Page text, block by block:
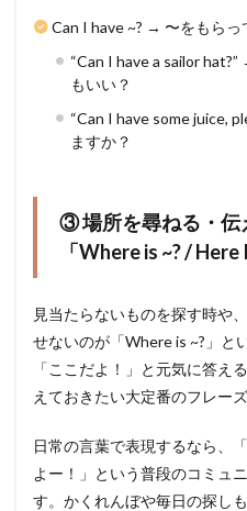
Can I have ~? → 〜をもらっ
“Can I have a sailor
もいい？
“Can I have some juice,
ますか？
③ 場所を尋ねる・伝
「Where is ~? / Here I
見当たらないものを探す時や
せないのが「Where is ~?」と
「ここだよ！」と元気に答え
えておきたい大定番のフレーズ
日常の言葉で表現するなら、
よー！」という普段のコミュ
す。かくれんぼや毎日の探し